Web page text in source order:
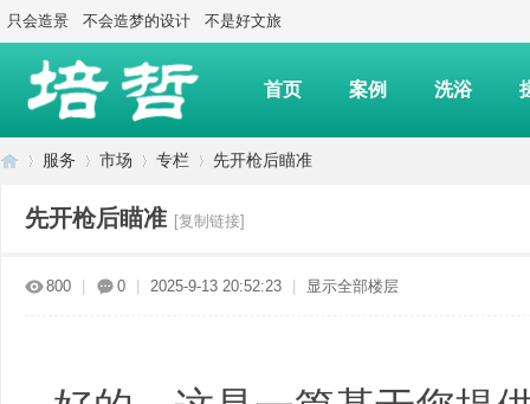
只会造景 不会造梦的设计 不是好文旅
首页 案例 洗浴
服务 市场 专栏 先开枪后瞄准
先开枪后瞄准 [复制链接]
800 0 2025-9-13 20:52:23 显示全部楼层